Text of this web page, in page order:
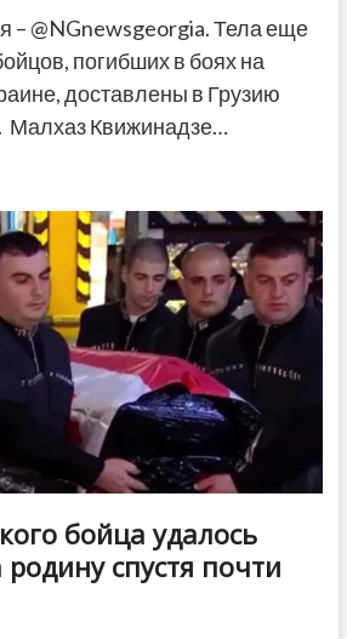
@NGnewsgeorgia. Тела еще
погибших в боях на
доставлены в Грузию
Малхаз Квижинадзе…
бойца удалось
спустя почти